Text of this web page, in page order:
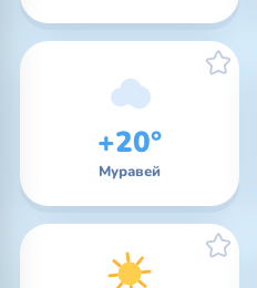
+20°
Муравей